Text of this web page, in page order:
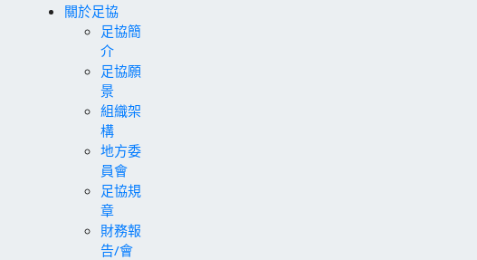
關於足協
足協簡
介
足協願
景
組織架
構
地方委
員會
足協規
章
財務報
告/會